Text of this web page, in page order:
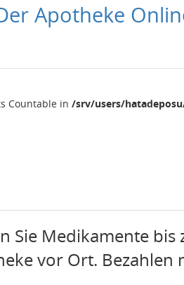
Apotheke
Countable in /srv/users/
Sie Medikamente bis
vor Ort. Bezahlen